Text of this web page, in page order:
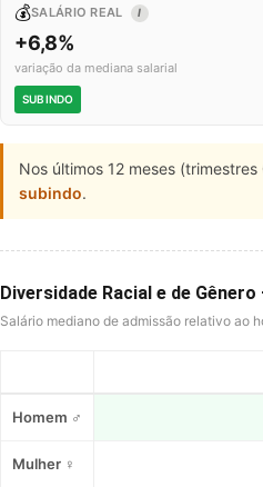
💰SALÁRIO REAL I
+6,8%
variação da mediana salarial
SUBINDO
Nos últimos 12 meses
subindo.
Diversidade Racial e de
Salário mediano de admissão relativo ao
Homem ♂
Mulher ♀